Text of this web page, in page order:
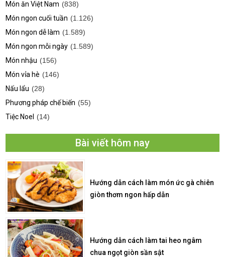
Món ăn Việt Nam (838)
Món ngon cuối tuần (1.126)
Món ngon dễ làm (1.589)
Món ngon mỗi ngày (1.589)
Món nhậu (156)
Món vỉa hè (146)
Nấu lẩu (28)
Phương pháp chế biến (55)
Tiệc Noel
(14)
Bài viết hôm nay
Hướng dẫn cách làm món ức gà chiên
giòn thơm ngon hấp dẫn
Hướng dẫn cách làm tai heo ngâm
chua ngọt giòn sần sật